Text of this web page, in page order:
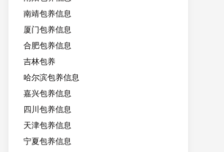
南靖包养信息
厦门包养信息
合肥包养信息
吉林包养
哈尔滨包养信息
嘉兴包养信息
四川包养信息
天津包养信息
宁夏包养信息